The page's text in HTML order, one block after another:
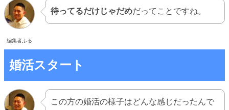
編集者ふる
待ってるだけじゃだめだってことですね。
婚活スタート
この方の婚活の様子はどんな感じだったんで